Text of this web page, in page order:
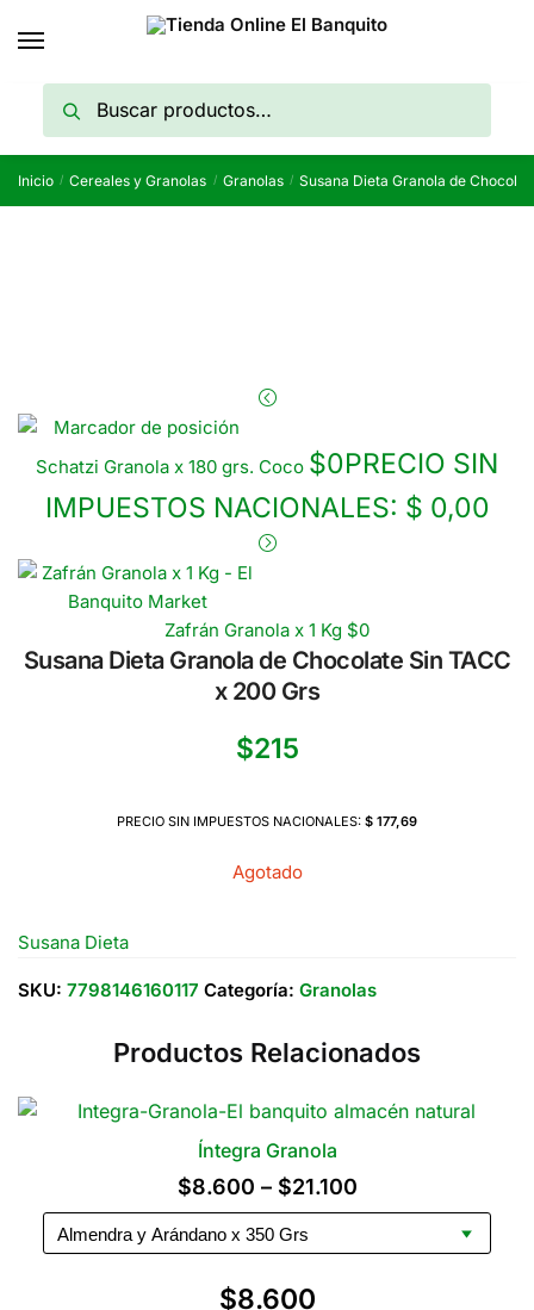
por:
Buscar
Inicio / Cereales y Granolas / Granolas / Susana Dieta Granola de
Schatzi Granola x 180 grs. Coco $0PRECIO SIN
IMPUESTOS NACIONALES: $ 0,00
Zafrán Granola x 1 Kg $0
Susana Dieta Granola de Chocolate Sin TACC
x 200 Grs
$215
PRECIO SIN IMPUESTOS NACIONALES: $ 177,69
Agotado
Susana Dieta
SKU: 7798146160117 Categoría: Granolas
Productos Relacionados
Íntegra Granola
$8.600 – $21.100Rango
de
precios:
$8.600